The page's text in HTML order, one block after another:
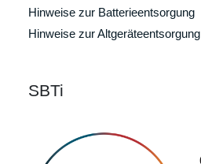
Hinweise zur Batterieentsorgung
Hinweise zur Altgeräteentsorgung
SBTi